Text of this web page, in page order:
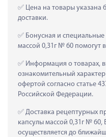
Цена на товары указана
доставки.
Бонусная и
массой 0,31г № 60 помогут
Информация о товарах,
ознакомительный
офертой согласно статье
Российской Федерации.
Доставка рецептурных
капсулы массой 0,31г №
осуществляется до